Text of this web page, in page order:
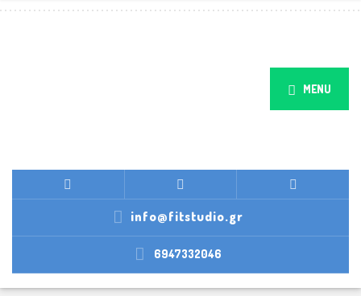
MENU
info@fitstudio.gr
6947332046